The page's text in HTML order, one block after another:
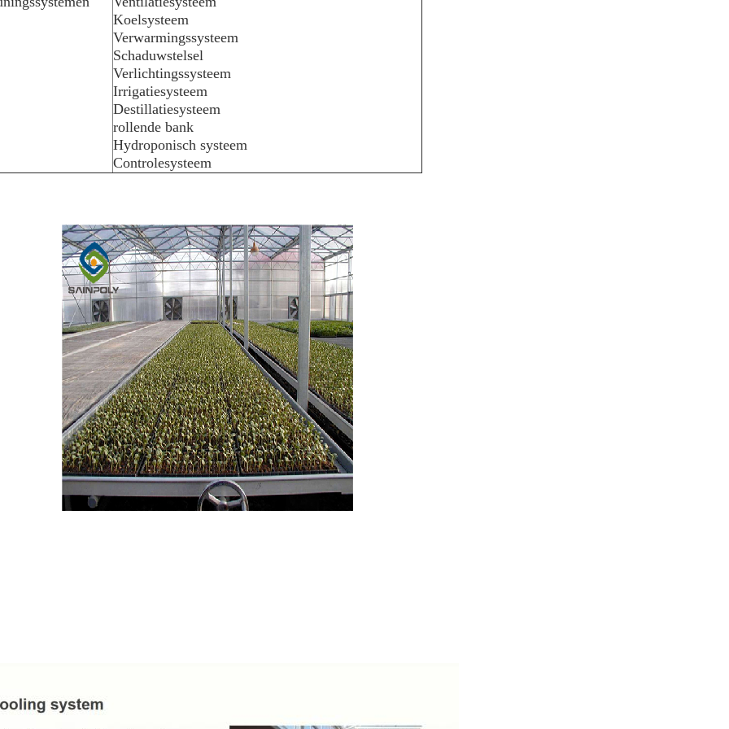
Koelsysteem
Verwarmingssysteem
Schaduwstelsel
Verlichtingssysteem
Irrigatiesysteem
Destillatiesysteem
rollende bank
Hydroponisch systeem
Controlesysteem